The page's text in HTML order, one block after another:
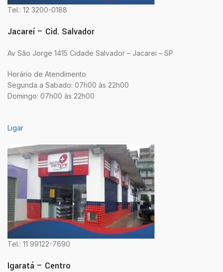
Tel.: 12 3200-0188
Jacareí – Cid. Salvador
Av São Jorge 1415 Cidade Salvador – Jacarei – SP
Horário de Atendimento
Segunda a Sabado: 07h00 às 22h00
Domingo: 07h00 às 22h00
Ligar
Tel.: 11 99122-7690
Igaratá – Centro